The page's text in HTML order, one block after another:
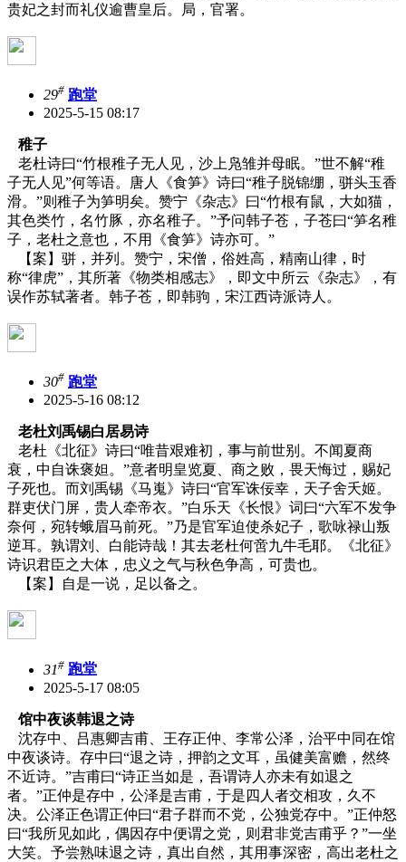
贵妃之封而礼仪逾曹皇后。局，官署。
29# 跑堂
2025-5-15 08:17
稚子
老杜诗曰“竹根稚子无人见，沙上凫雏并母眠。”世不解“稚
子无人见”何等语。唐人《食笋》诗曰“稚子脱锦绷，骈头玉香
滑。”则稚子为笋明矣。赞宁《杂志》曰“竹根有鼠，大如猫，
其色类竹，名竹豚，亦名稚子。”予问韩子苍，子苍曰“笋名稚
子，老杜之意也，不用《食笋》诗亦可。”
【案】骈，并列。赞宁，宋僧，俗姓高，精南山律，时
称“律虎”，其所著《物类相感志》，即文中所云《杂志》，有
误作苏轼著者。韩子苍，即韩驹，宋江西诗派诗人。
30# 跑堂
2025-5-16 08:12
老杜刘禹锡白居易诗
老杜《北征》诗曰“唯昔艰难初，事与前世别。不闻夏商
衰，中自诛褒妲。”意者明皇览夏、商之败，畏天悔过，赐妃
子死也。而刘禹锡《马嵬》诗曰“官军诛佞幸，天子舍夭姬。
群吏伏门屏，贵人牵帝衣。”白乐天《长恨》词曰“六军不发争
奈何，宛转蛾眉马前死。”乃是官军迫使杀妃子，歌咏禄山叛
逆耳。孰谓刘、白能诗哉！其去老杜何啻九牛毛耶。《北征》
诗识君臣之大体，忠义之气与秋色争高，可贵也。
【案】自是一说，足以备之。
31# 跑堂
2025-5-17 08:05
馆中夜谈韩退之诗
沈存中、吕惠卿吉甫、王存正仲、李常公泽，治平中同在馆
中夜谈诗。存中曰“退之诗，押韵之文耳，虽健美富赡，然终
不近诗。”吉甫曰“诗正当如是，吾谓诗人亦未有如退之
者。”正仲是存中，公泽是吉甫，于是四人者交相攻，久不
决。公泽正色谓正仲曰“君子群而不党，公独党存中。”正仲怒
曰“我所见如此，偶因存中便谓之党，则君非党吉甫乎？”一坐
大笑。予尝熟味退之诗，真出自然，其用事深密，高出老杜之